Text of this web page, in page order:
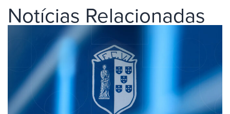
Notícias Relacionadas